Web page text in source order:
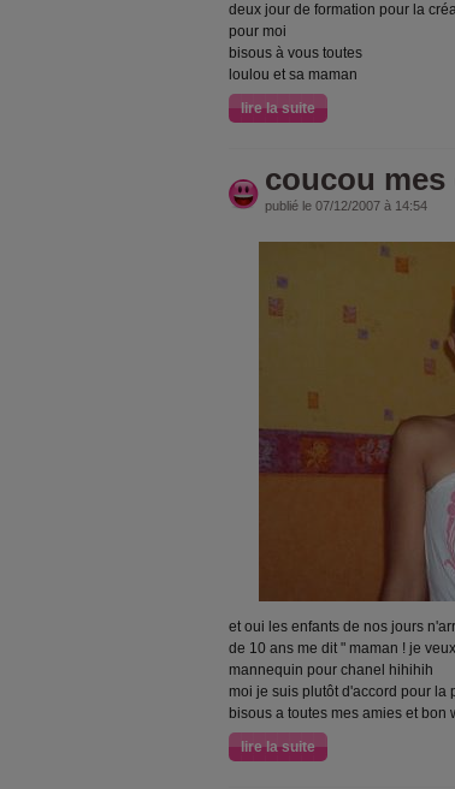
deux jour de formation pour la
pour moi
bisous à vous toutes
loulou et sa maman
lire la suite
coucou mes
publié le 07/12/2007 à 14:54
et oui les enfants de nos jours
de 10 ans me dit " maman ! je
mannequin pour chanel hihihih
moi je suis plutôt d'accord pour la
bisous a toutes mes amies et bon
lire la suite